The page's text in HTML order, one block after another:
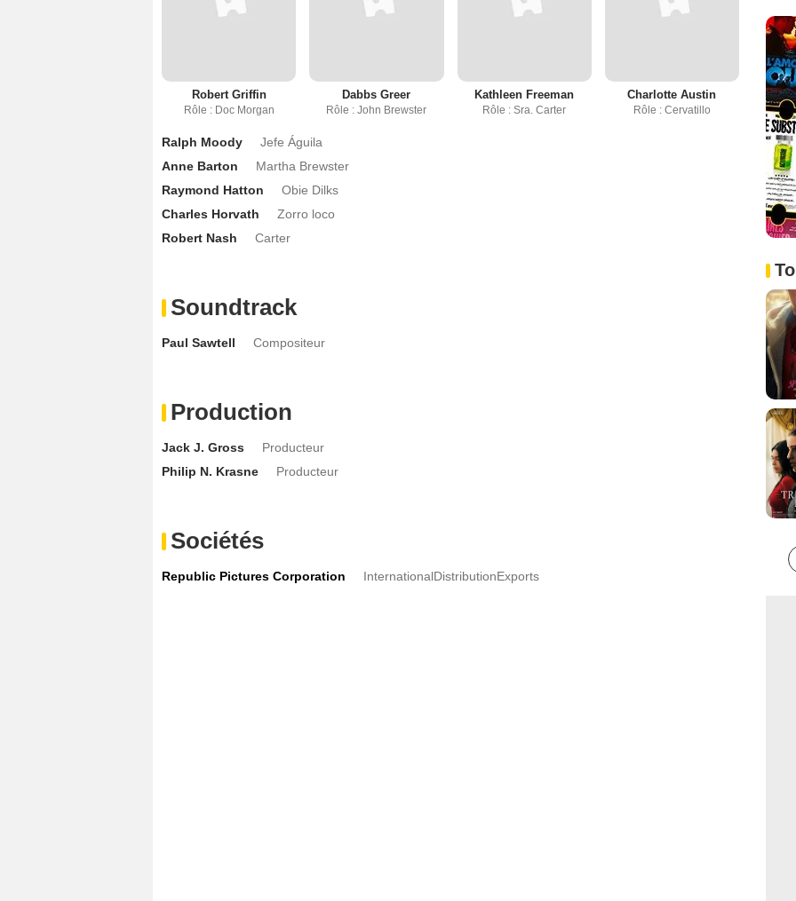
Robert Griffin
Rôle : Doc Morgan
Dabbs Greer
Rôle : John Brewster
Kathleen Freeman
Rôle : Sra. Carter
Charlotte Austin
Rôle : Cervatillo
Ralph Moody
Jefe Águila
Anne Barton
Martha Brewster
Raymond Hatton
Obie Dilks
Charles Horvath
Zorro loco
Robert Nash
Carter
Soundtrack
Paul Sawtell Compositeur
Production
Jack J. Gross
Producteur
Philip N. Krasne
Producteur
Sociétés
Republic Pictures Corporation InternationalDistributionExports